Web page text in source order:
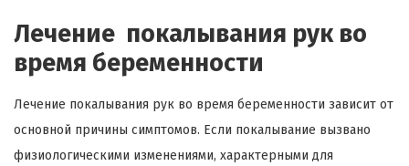
Лечение покалывания рук во
время беременности
Лечение покалывания рук во время беременности зависит от
основной причины симптомов. Если покалывание вызвано
физиологическими изменениями, характерными для